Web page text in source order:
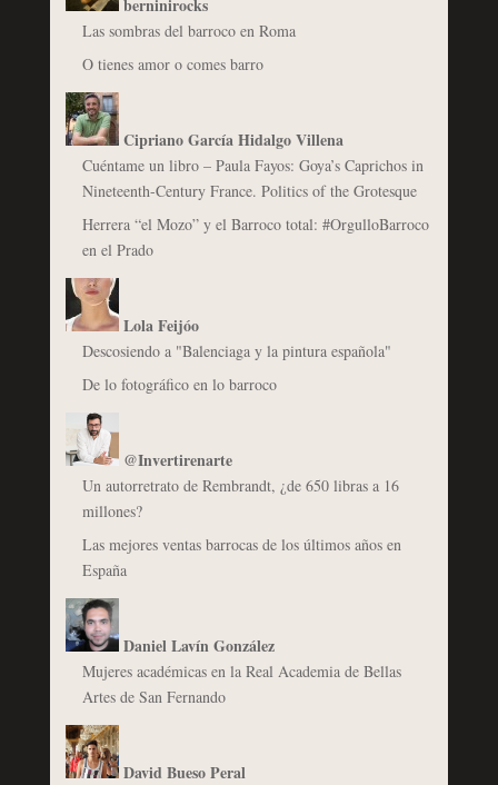
Las sombras del barroco en Roma
O tienes amor o comes barro
Cipriano García Hidalgo Villena
Cuéntame un libro – Paula Fayos: Goya’s Caprichos in
Nineteenth-Century France. Politics of the Grotesque
Herrera “el Mozo” y el Barroco total: #OrgulloBarroco
en el Prado
Lola Feijóo
Descosiendo a "Balenciaga y la pintura española"
De lo fotográfico en lo barroco
@Invertirenarte
Un autorretrato de Rembrandt, ¿de 650 libras a 16
millones?
Las mejores ventas barrocas de los últimos años en
España
Daniel Lavín González
Mujeres académicas en la Real Academia de Bellas
Artes de San Fernando
David Bueso Peral